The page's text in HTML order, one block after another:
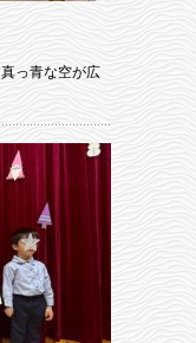
っ青な空が広